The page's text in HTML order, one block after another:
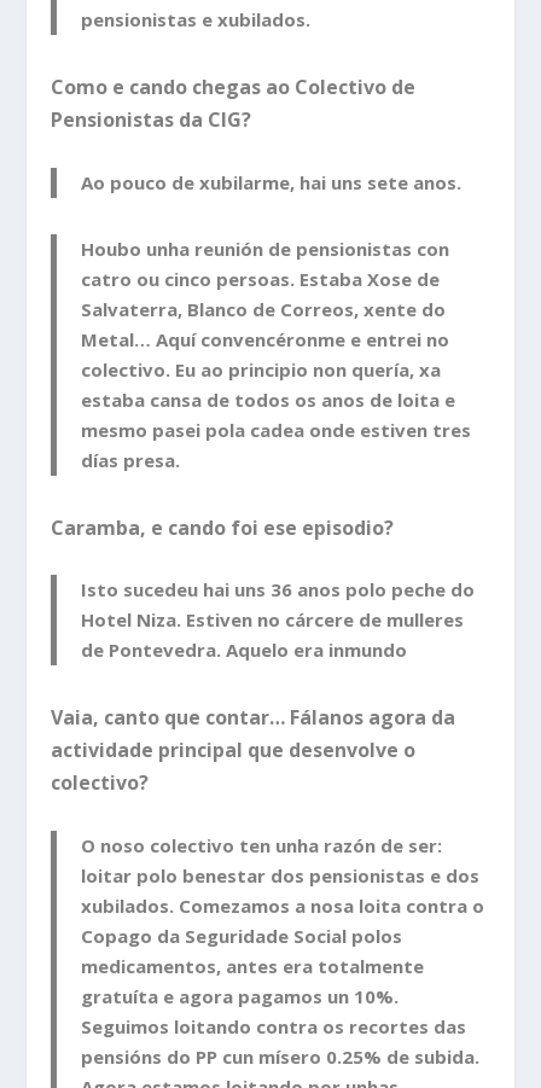
pensionistas e xubilados.
Como e cando chegas ao Colectivo de
Pensionistas da CIG?
Ao pouco de xubilarme, hai uns sete anos.
Houbo unha reunión de pensionistas con
catro ou cinco persoas. Estaba Xose de
Salvaterra, Blanco de Correos, xente do
Metal… Aquí convencéronme e entrei no
colectivo. Eu ao principio non quería, xa
estaba cansa de todos os anos de loita e
mesmo pasei pola cadea onde estiven tres
días presa.
Caramba, e cando foi ese episodio?
Isto sucedeu hai uns 36 anos polo peche do
Hotel Niza. Estiven no cárcere de mulleres
de Pontevedra. Aquelo era inmundo
Vaia, canto que contar… Fálanos agora da
actividade principal que desenvolve o
colectivo?
O noso colectivo ten unha razón de ser:
loitar polo benestar dos pensionistas e dos
xubilados. Comezamos a nosa loita contra o
Copago da Seguridade Social polos
medicamentos, antes era totalmente
gratuíta e agora pagamos un 10%.
Seguimos loitando contra os recortes das
pensións do PP cun mísero 0.25% de subida.